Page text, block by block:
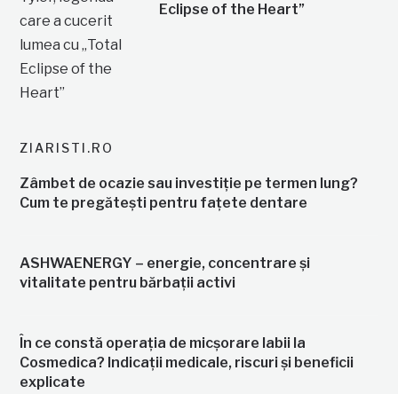
Eclipse of the Heart”
ZIARISTI.RO
Zâmbet de ocazie sau investiție pe termen lung?
Cum te pregătești pentru fațete dentare
ASHWAENERGY – energie, concentrare și
vitalitate pentru bărbații activi
În ce constă operația de micșorare labii la
Cosmedica? Indicații medicale, riscuri și beneficii
explicate